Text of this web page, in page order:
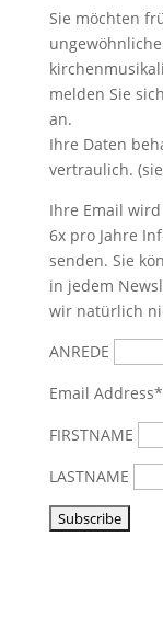
Sie möchten
melden Sie
an.
Ihre Daten
vertraulich.
Ihre Email
6x pro Jahre
senden. Sie
in jedem
wir natürlich
ANREDE
Email Address*
FIRSTNAME
LASTNAME